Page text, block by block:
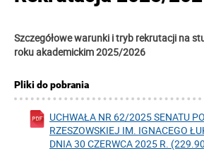
Szczegółowe warunki i tryb rekrutacji na
roku akademickim 2025/2026
Pliki do pobrania
UCHWAŁA NR 62/2025 SENATU
RZESZOWSKIEJ IM. IGNACEGO
DNIA 30 CZERWCA 2025 R.